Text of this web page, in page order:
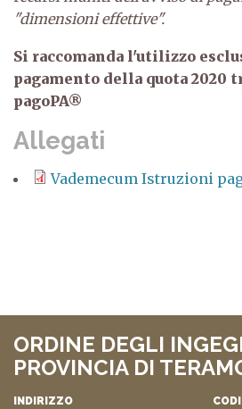
"dimensioni effettive".
Si raccomanda l'utilizzo
pagamento della quota 2020
pagoPA®
Allegati
Vademecum Istruzioni
ORDINE DEGLI
PROVINCIA DI
INDIRIZZO